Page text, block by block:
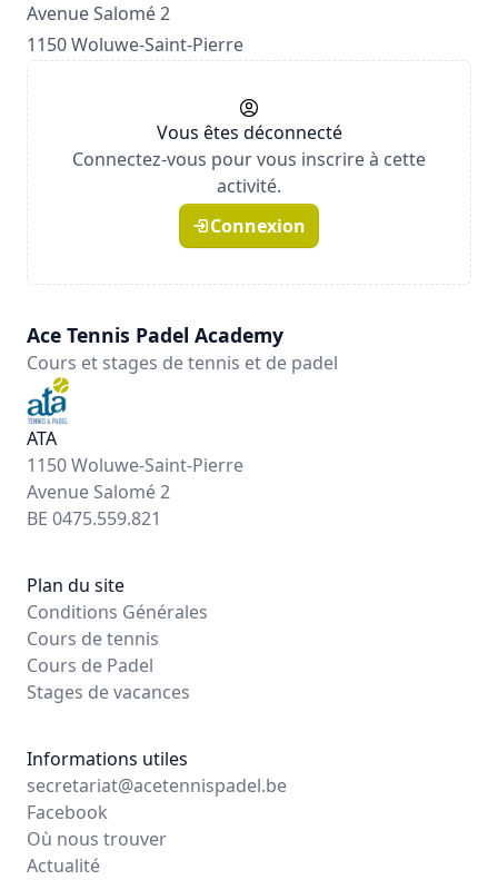
Avenue Salomé 2
1150 Woluwe-Saint-Pierre
Vous êtes déconnecté
Connectez-vous pour vous inscrire à cette
activité.
Connexion
Ace Tennis Padel Academy
Cours et stages de tennis et de padel
ATA
1150 Woluwe-Saint-Pierre
Avenue Salomé 2
BE 0475.559.821
Plan du site
Conditions Générales
Cours de tennis
Cours de Padel
Stages de vacances
Informations utiles
secretariat@acetennispadel.be
Facebook
Où nous trouver
Actualité